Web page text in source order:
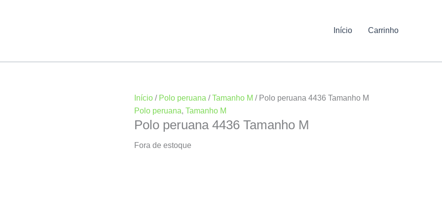
Início Carrinho
Início / Polo peruana /Tamanho M / Polo peruana 4436 Tamanho M
Polo peruana, Tamanho M
Polo peruana 4436 Tamanho M
Fora de estoque